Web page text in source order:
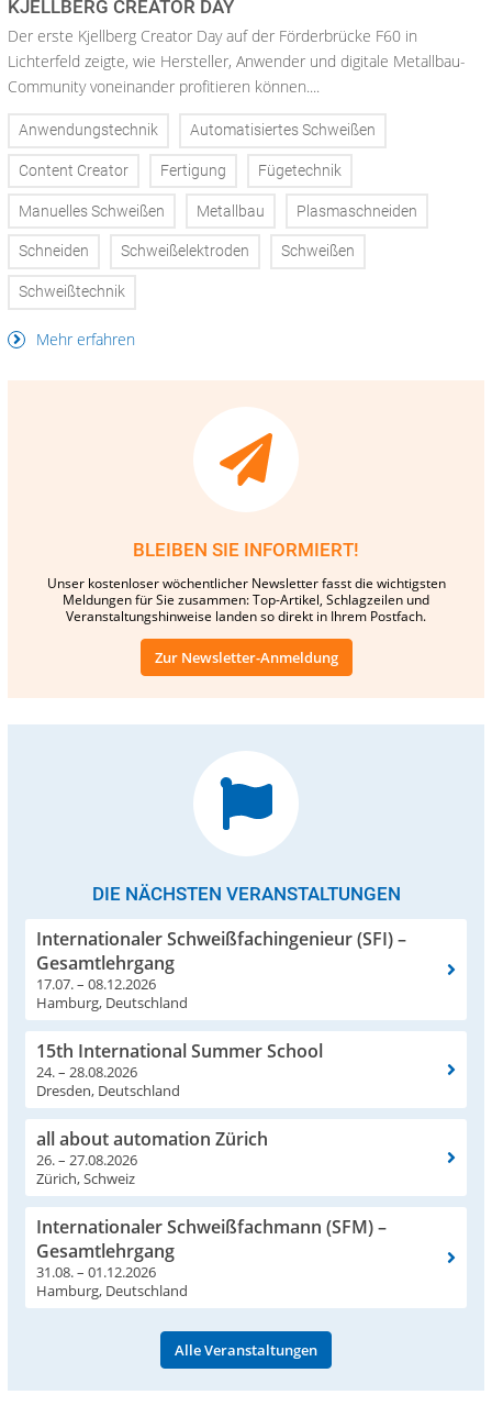
KJELLBERG CREATOR DAY
Der erste Kjellberg Creator Day auf der Förderbrücke F60 in
Lichterfeld zeigte, wie Hersteller, Anwender und digitale Metallbau-
Community voneinander profitieren können....
Anwendungstechnik Automatisiertes Schweißen
Content Creator Fertigung Fügetechnik
Manuelles Schweißen Metallbau Plasmaschneiden
Schneiden Schweißelektroden Schweißen
Schweißtechnik
Mehr erfahren
BLEIBEN SIE INFORMIERT!
Unser kostenloser wöchentlicher Newsletter fasst die wichtigsten
Meldungen für Sie zusammen: Top-Artikel, Schlagzeilen und
Veranstaltungshinweise landen so direkt in Ihrem Postfach.
Zur Newsletter-Anmeldung
DIE NÄCHSTEN VERANSTALTUNGEN
Internationaler Schweißfachingenieur (SFI) –
Gesamtlehrgang
17.07. – 08.12.2026
Hamburg, Deutschland
15th International Summer School
24. – 28.08.2026
Dresden, Deutschland
all about automation Zürich
26. – 27.08.2026
Zürich, Schweiz
Internationaler Schweißfachmann (SFM) –
Gesamtlehrgang
31.08. – 01.12.2026
Hamburg, Deutschland
Alle Veranstaltungen